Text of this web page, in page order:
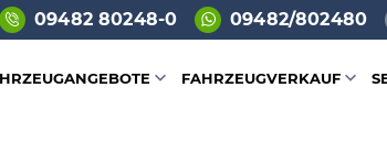
09482 80248-0 09482/802480
FAHRZEUGVERKAUF